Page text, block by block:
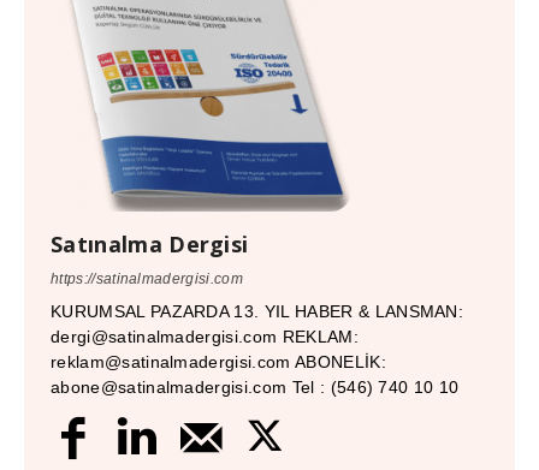
Satınalma Dergisi
https://satinalmadergisi.com
KURUMSAL PAZARDA 13. YIL HABER & LANSMAN:
dergi@satinalmadergisi.com REKLAM:
reklam@satinalmadergisi.com ABONELİK:
abone@satinalmadergisi.com Tel : (546) 740 10 10